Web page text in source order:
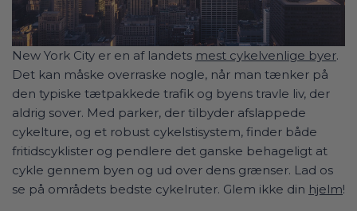
New York City er en af landets mest cykelvenlige byer.
Det kan måske overraske nogle, når man tænker på
den typiske tætpakkede trafik og byens travle liv, der
aldrig sover. Med parker, der tilbyder afslappede
cykelture, og et robust cykelstisystem, finder både
fritidscyklister og pendlere det ganske behageligt at
cykle gennem byen og ud over dens grænser. Lad os
se på områdets bedste cykelruter. Glem ikke din hjelm!